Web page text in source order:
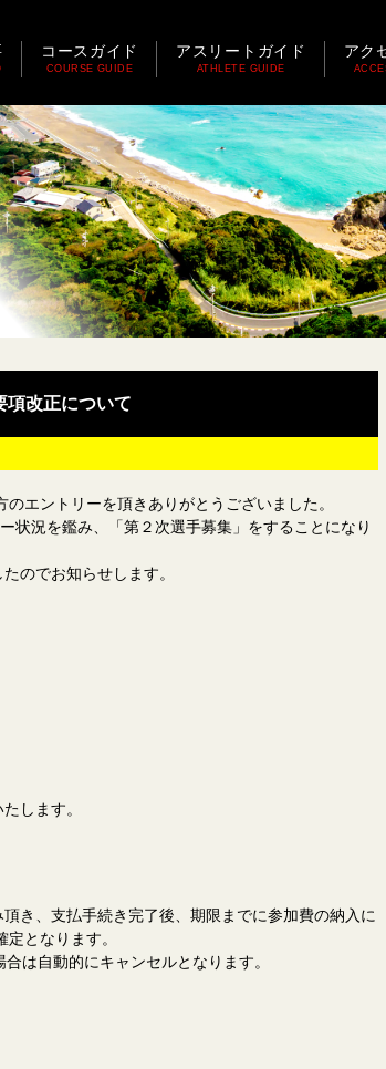
コースガイド
COURSE GUIDE
アスリートガイド
ATHLETE GUIDE
アク
項改正について
エントリーを頂きありがとうございました。
状況を鑑み、「第２次選手募集」をすることになり
のでお知らせします。
します。
き、支払手続き完了後、期限までに参加費の納入に
となります。
は自動的にキャンセルとなります。